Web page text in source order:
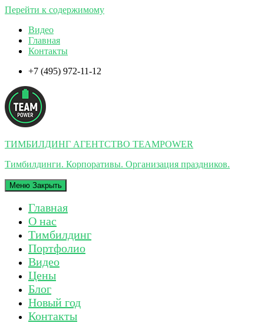
Перейти к содержимому
Видео
Главная
Контакты
+7 (495) 972-11-12
ТИМБИЛДИНГ АГЕНТСТВО TEAMPOWER
Тимбилдинги. Корпоративы. Организация праздников.
Меню Закрыть
Главная
О нас
Тимбилдинг
Портфолио
Видео
Цены
Блог
Новый год
Контакты